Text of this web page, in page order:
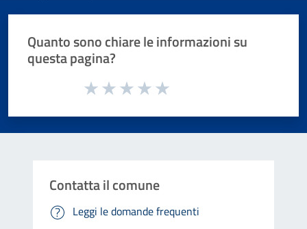
Quanto sono chiare le informazioni su
questa pagina?
Valuta da 1 a 5 stelle la pagina
Contatta il comune
Leggi le domande frequenti